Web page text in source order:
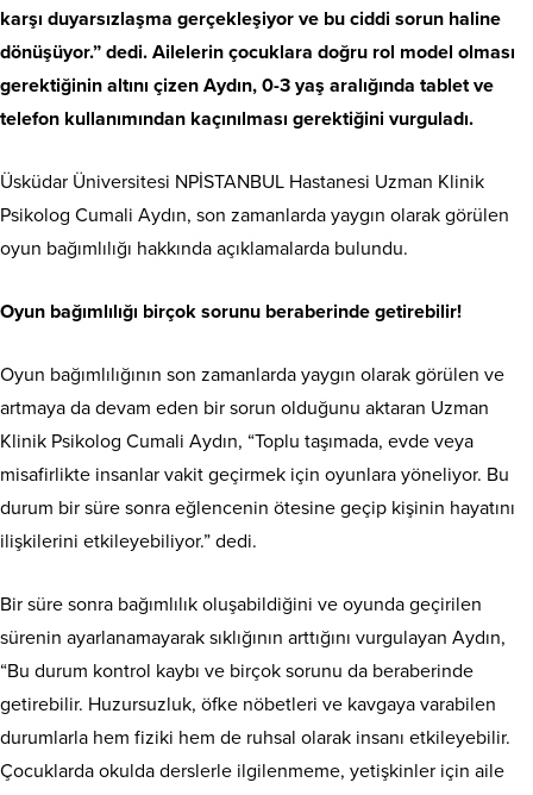
karşı duyarsızlaşma gerçekleşiyor ve bu ciddi sorun haline
dönüşüyor.” dedi. Ailelerin çocuklara doğru rol model olması
gerektiğinin altını çizen Aydın, 0-3 yaş aralığında tablet ve
telefon kullanımından kaçınılması gerektiğini vurguladı.
Üsküdar Üniversitesi NPİSTANBUL Hastanesi Uzman Klinik
Psikolog Cumali Aydın, son zamanlarda yaygın olarak görülen
oyun bağımlılığı hakkında açıklamalarda bulundu.
Oyun bağımlılığı birçok sorunu beraberinde getirebilir!
Oyun bağımlılığının son zamanlarda yaygın olarak görülen ve
artmaya da devam eden bir sorun olduğunu aktaran Uzman
Klinik Psikolog Cumali Aydın, “Toplu taşımada, evde veya
misafirlikte insanlar vakit geçirmek için oyunlara yöneliyor. Bu
durum bir süre sonra eğlencenin ötesine geçip kişinin hayatını
ilişkilerini etkileyebiliyor.” dedi.
Bir süre sonra bağımlılık oluşabildiğini ve oyunda geçirilen
sürenin ayarlanamayarak sıklığının arttığını vurgulayan Aydın,
“Bu durum kontrol kaybı ve birçok sorunu da beraberinde
getirebilir. Huzursuzluk, öfke nöbetleri ve kavgaya varabilen
durumlarla hem fiziki hem de ruhsal olarak insanı etkileyebilir.
Çocuklarda okulda derslerle ilgilenmeme, yetişkinler için aile